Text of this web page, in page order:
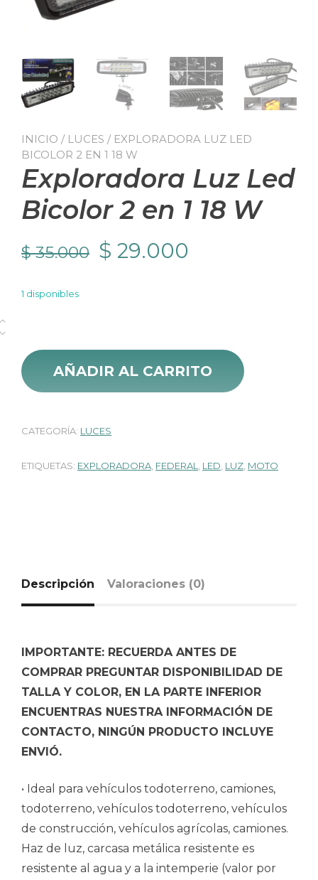
INICIO / LUCES / EXPLORADORA LUZ LED
BICOLOR 2 EN 1 18 W
Exploradora Luz Led
Bicolor 2 en 1 18 W
$35.000 El
$ 35.000.
$ 29.000
$ 29.000.
1 disponibles
AÑADIR AL CARRITO
CATEGORÍA: LUCES
ETIQUETAS: EXPLORADORA FEDERAL LED LUZ MOTO
Descripción Valoraciones (0)
IMPORTANTE: RECUERDA ANTES DE
COMPRAR PREGUNTAR DISPONIBILIDAD DE
TALLA Y COLOR, EN LA PARTE INFERIOR
ENCUENTRAS NUESTRA INFORMACIÓN DE
CONTACTO, NINGÚN PRODUCTO INCLUYE
ENVIÓ.
• Ideal para vehículos todoterreno, camiones,
todoterreno, vehículos todoterreno, vehículos
de construcción, vehículos agrícolas, camiones.
Haz de luz, carcasa metálica resistente es
resistente al agua y a la intemperie (valor por